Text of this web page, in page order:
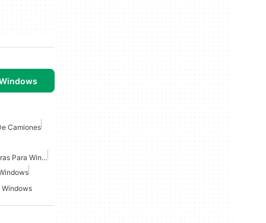
Camiones
Juegos De Coches Carreras Para Windows
Windows